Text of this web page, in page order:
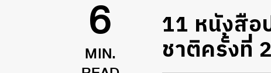
6
MIN.
11 หนังสือ
ชาติครั้งที่